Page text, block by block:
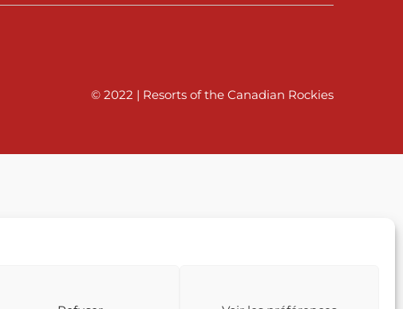
© 2022 | Resorts of the Canadian Rockies